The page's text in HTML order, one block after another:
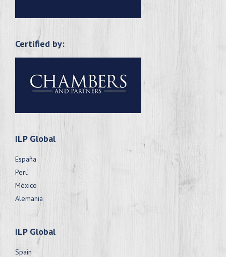
Certified by:
ILP Global
España
Perú
México
Alemania
ILP Global
Spain